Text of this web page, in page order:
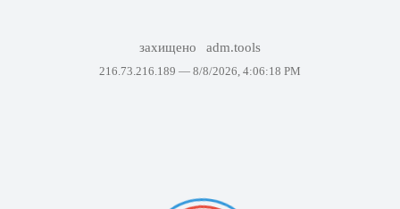
захищено adm.tools
216.73.216.189 — 8/8/2026, 4:06:18 PM